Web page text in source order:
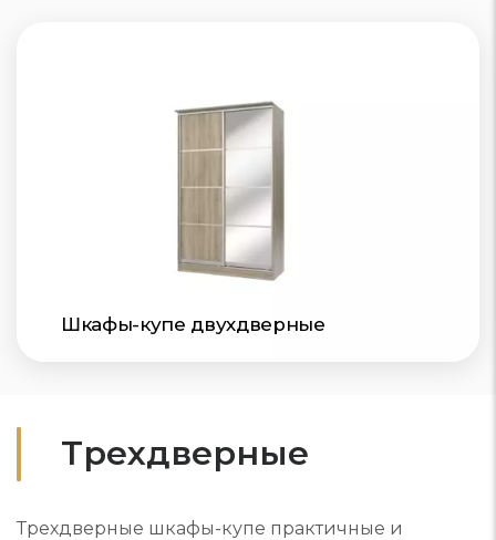
Шкафы-купе двухдверные
Трехдверные
Трехдверные шкафы-купе практичные и